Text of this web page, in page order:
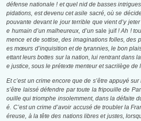
défense nationale ! et quel nid de basses
pidations, est devenu cet asile sacré, où se
pouvante devant le jour terrible que vient d’y
e humain d’un malheureux, d’unsale juif! Ah !
mence et de sottise, des imaginations folles, des
es mœurs d’inquisition et de tyrannies, le bon
ettant leurs bottes sur la nation, lui rentrant dans
e justice, sous le prétexte menteur et sacrilège de
Et c’est un crime encore que de s’être appuyé
s’être laissé défendre par toute la fripouille de
ouille qui triomphe insolemment, dans la défaite
é. C’est un crime d’avoir accusé de troubler la
éreuse, à la tête des nations libres et justes,